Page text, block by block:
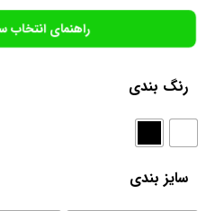
راهنمای انتخاب
رنگ بندی
سایز بندی